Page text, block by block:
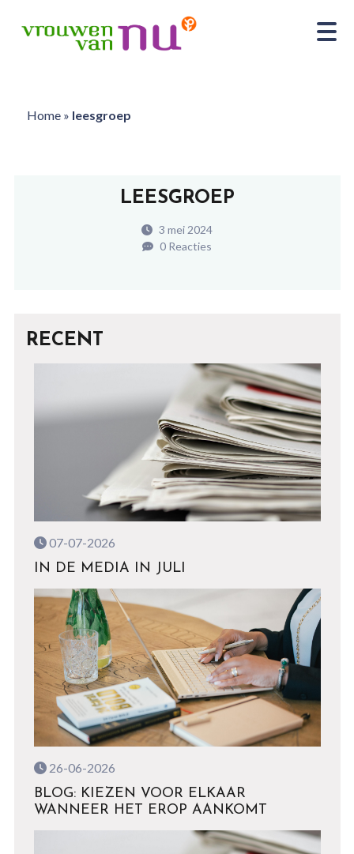
Home» leesgroep
LEESGROEP
3 mei 2024
0 Reacties
RECENT
07-07-2026
IN DE MEDIA IN JULI
26-06-2026
BLOG: KIEZEN VOOR ELKAAR
WANNEER HET EROP AANKOMT